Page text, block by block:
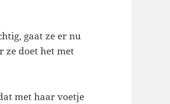
gaat ze er nu
ze doet het met
met haar voetje